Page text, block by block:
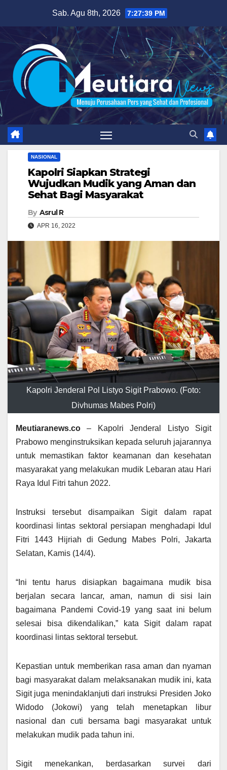
content
Sab. Agu 8th, 2026 7:27:40 PM
NASIONAL
Kapolri Siapkan Strategi
Wujudkan Mudik yang Aman dan
Sehat Bagi Masyarakat
By Asrul R
APR 16, 2022
Kapolri Jenderal Pol Listyo Sigit Prabowo. (Foto:
Divhumas Mabes Polri)
Meutiaranews.co – Kapolri Jenderal Listyo Sigit
Prabowo menginstruksikan kepada seluruh jajarannya
untuk memastikan faktor keamanan dan kesehatan
masyarakat yang melakukan mudik Lebaran atau Hari
Raya Idul Fitri tahun 2022.
Instruksi tersebut disampaikan Sigit dalam rapat
koordinasi lintas sektoral persiapan menghadapi Idul
Fitri 1443 Hijriah di Gedung Mabes Polri, Jakarta
Selatan, Kamis (14/4).
“Ini tentu harus disiapkan bagaimana mudik bisa
berjalan secara lancar, aman, namun di sisi lain
bagaimana Pandemi Covid-19 yang saat ini belum
selesai bisa dikendalikan,” kata Sigit dalam rapat
koordinasi lintas sektoral tersebut.
Kepastian untuk memberikan rasa aman dan nyaman
bagi masyarakat dalam melaksanakan mudik ini, kata
Sigit juga menindaklanjuti dari instruksi Presiden Joko
Widodo (Jokowi) yang telah menetapkan libur
nasional dan cuti bersama bagi masyarakat untuk
melakukan mudik pada tahun ini.
Sigit menekankan, berdasarkan survei dari